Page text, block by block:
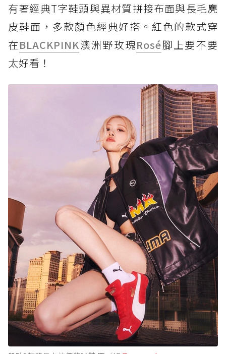
有著經典T字鞋頭與異材質拼接布面與長毛麂
皮鞋面，多款顏色經典好搭。紅色的款式穿
在BLACKPINK澳洲野玫瑰Rosé腳上要不要
太好看！